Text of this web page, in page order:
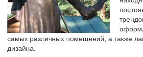
самых различных помещений, а также
дизайна.